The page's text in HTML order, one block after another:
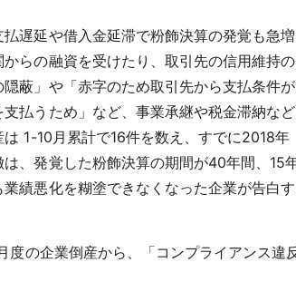
遅延や借入金延滞で粉飾決算の発覚も急増
らの融資を受けたり、取引先の信用維持
蔽」や「赤字のため取引先から支払条件
払うため」など、事業承継や税金滞納な
は 1-10月累計で16件を数え、すでに2018
、発覚した粉飾決算の期間が40年間、
績悪化を糊塗できなくなった企業が告白
度の企業倒産から、「コンプライアンス違